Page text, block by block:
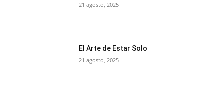
21 agosto, 2025
El Arte de Estar Solo
21 agosto, 2025